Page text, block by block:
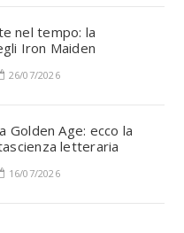
nel tempo: la
Iron Maiden
26/07/2026
Golden Age: ecco la
letteraria
16/07/2026